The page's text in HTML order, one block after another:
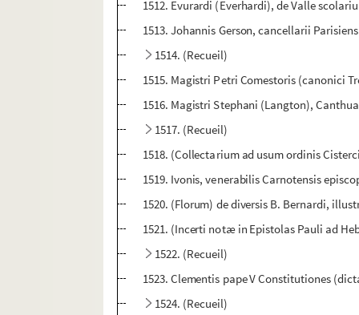
1512. Evurardi (Everhardi), de Valle
1513. Johannis Gerson, cancellarii
1514. (Recueil)
1515. Magistri Petri Comestoris (canonici
1516. Magistri Stephani (Langton),
1517. (Recueil)
1518. (Collectarium ad usum ordinis
1519. Ivonis, venerabilis Carnotensis
1520. (Florum) de diversis B. Bernardi,
1521. (Incerti notæ in Epistolas Pauli ad
1522. (Recueil)
1523. Clementis pape V Constitutiones
1524. (Recueil)